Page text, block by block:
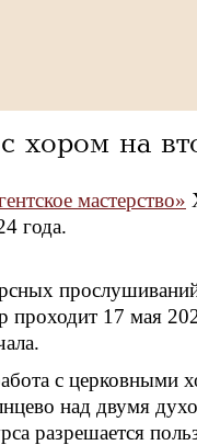
на
мастерство»
года.
17 мая
с церковными
над двумя
разрешается